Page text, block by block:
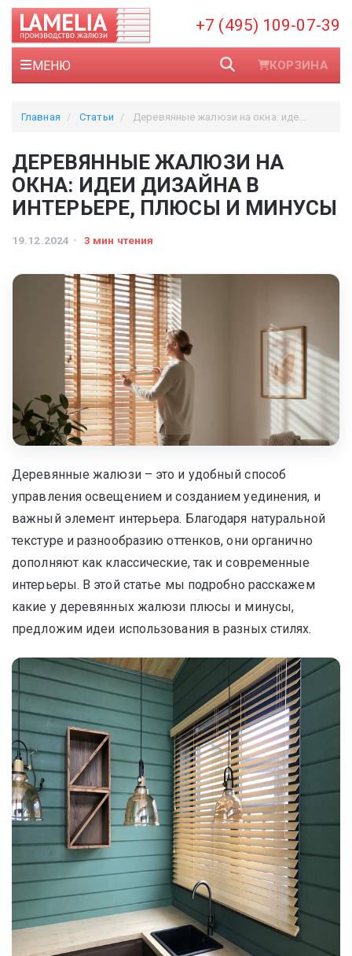
+7 (495) 109-07-39
МЕНЮ КОРЗИНА
Главная Статьи Деревянные жалюзи на окна: идеи дизайна в интерьере, плюсы и минусы
ДЕРЕВЯННЫЕ ЖАЛЮЗИ НА
ОКНА: ИДЕИ ДИЗАЙНА В
ИНТЕРЬЕРЕ, ПЛЮСЫ И МИНУСЫ
19.12.2024 3 мин чтения
Деревянные жалюзи – это и удобный способ
управления освещением и созданием уединения, и
важный элемент интерьера. Благодаря натуральной
текстуре и разнообразию оттенков, они органично
дополняют как классические, так и современные
интерьеры. В этой статье мы подробно расскажем
какие у деревянных жалюзи плюсы и минусы,
предложим идеи использования в разных стилях.